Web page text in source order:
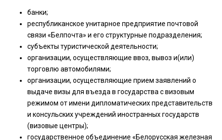
банки;
республиканское унитарное предприятие почтовой
связи «Белпочта» и его структурные подразделения;
субъекты туристической деятельности;
организации, осуществляющие ввоз, вывоз и(или)
торговлю автомобилями;
организации, осуществляющие прием заявлений о
выдаче визы для въезда в государства с визовым
режимом от имени дипломатических представительств
и консульских учреждений иностранных государств
(визовые центры);
государственное объединение «Белорусская железная